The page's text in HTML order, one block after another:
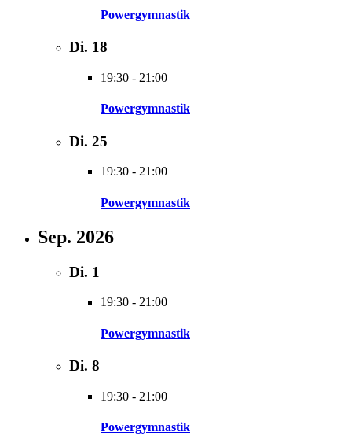
Powergymnastik
Di. 18
19:30 - 21:00
Powergymnastik
Di. 25
19:30 - 21:00
Powergymnastik
Sep. 2026
Di. 1
19:30 - 21:00
Powergymnastik
Di. 8
19:30 - 21:00
Powergymnastik